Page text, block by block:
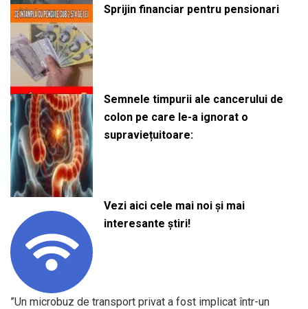
Sprijin financiar pentru pensionari
Semnele timpurii ale cancerului de
colon pe care le-a ignorat o
supraviețuitoare:
Vezi aici cele mai noi și mai
interesante știri!
”Un microbuz de transport privat a fost implicat într-un